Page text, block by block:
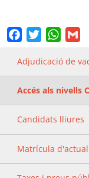
FacebookTwitter
Adjudicació de
Accés als nivells
Candidats lliures
Matrícula